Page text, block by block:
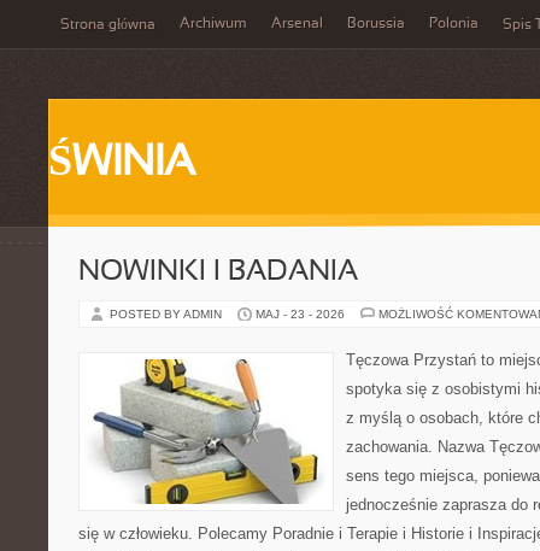
Strona główna Archiwum Arsenal Borussia Polonia Spis
ŚWINIA
NOWINKI I BADANIA
POSTED BY ADMIN MAJ - 23 - 2026 MOŻLIWOŚĆ
Tęczowa Przystań to
spotyka się z osobistymi
z myślą o osobach, które
zachowania. Nazwa
sens tego miejsca,
jednocześnie zaprasza do
się w człowieku. Polecamy Poradnie i Terapie i Historie i